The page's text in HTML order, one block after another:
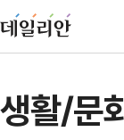
생활/문